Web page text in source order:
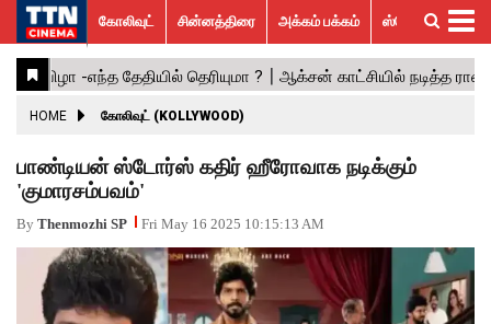
கோலிவுட்
சின்னத்திரை
பாலிவுட்
ஹாலிவுட்
அக்கம்
பக்கம்
ஸ்பெஷல்
ஸ்டோரீஸ்
விமர்சனம்
GALLERY
ACTRESS
ACTORS
MOVIESTILLS
EVENTS
VIDEOS
What’s
Hot
Trending
News
கோலிவுட் சின்னத்திரை அக்கம் பக்கம் ஸ்பெஷல் ஸ்டோரீஸ்
HOME கோலிவுட் (KOLLYWOOD)
பாண்டியன் ஸ்டோர்ஸ் கதிர் ஹீரோவாக நடிக்கும்
'குமாரசம்பவம்'
By Thenmozhi SP Fri May 16 2025 10:15:13 AM